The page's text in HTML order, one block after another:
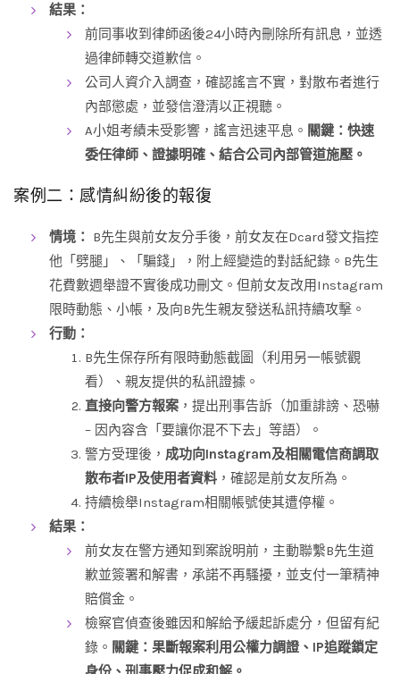
結果：
前同事收到律師函後24小時內刪除所有訊息，並透
過律師轉交道歉信。
公司人資介入調查，確認謠言不實，對散布者進行
內部懲處，並發信澄清以正視聽。
A小姐考績未受影響，謠言迅速平息。 關鍵：快速
委任律師、證據明確、結合公司內部管道施壓。
案例二：感情糾紛後的報復
情境： B先生與前女友分手後，前女友在Dcard發文指控
他「劈腿」、「騙錢」，附上經變造的對話紀錄。B先生
花費數週舉證不實後成功刪文。但前女友改用Instagram
限時動態、小帳，及向B先生親友發送私訊持續攻擊。
行動：
B先生保存所有限時動態截圖（利用另一帳號觀
看）、親友提供的私訊證據。
直接向警方報案 ，提出刑事告訴（加重誹謗、恐嚇
– 因內容含「要讓你混不下去」等語）。
警方受理後， 成功向Instagram及相關電信商調取
散布者IP及使用者資料 ，確認是前女友所為。
持續檢舉Instagram相關帳號使其遭停權。
結果：
前女友在警方通知到案說明前，主動聯繫B先生道
歉並簽署和解書，承諾不再騷擾，並支付一筆精神
賠償金。
檢察官偵查後雖因和解給予緩起訴處分，但留有紀
錄。 關鍵：果斷報案利用公權力調證、IP追蹤鎖定